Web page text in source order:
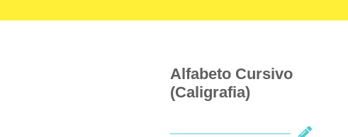
Alfabeto Cursivo
(Caligrafia)